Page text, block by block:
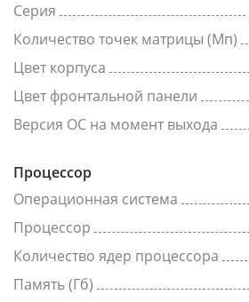
Серия
Количество точек матрицы (Мп)
Цвет корпуса
Цвет фронтальной панели
Версия ОС на момент выхода
Процессор
Операционная система
Процессор
Количество ядер процессора
Память (Гб)